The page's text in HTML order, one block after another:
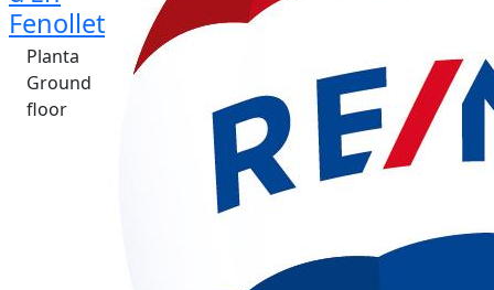
Fenollet
Planta
Ground
floor